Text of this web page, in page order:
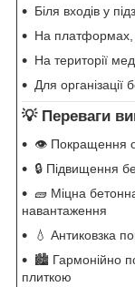
Біля входів у
На платформах,
На території
Для організації
💡 Переваги
👁 Покращення
🔒 Підвищення
🧱 Міцна
навантаження
💧 Антиковзка
🏙 Гармонійно
плиткою